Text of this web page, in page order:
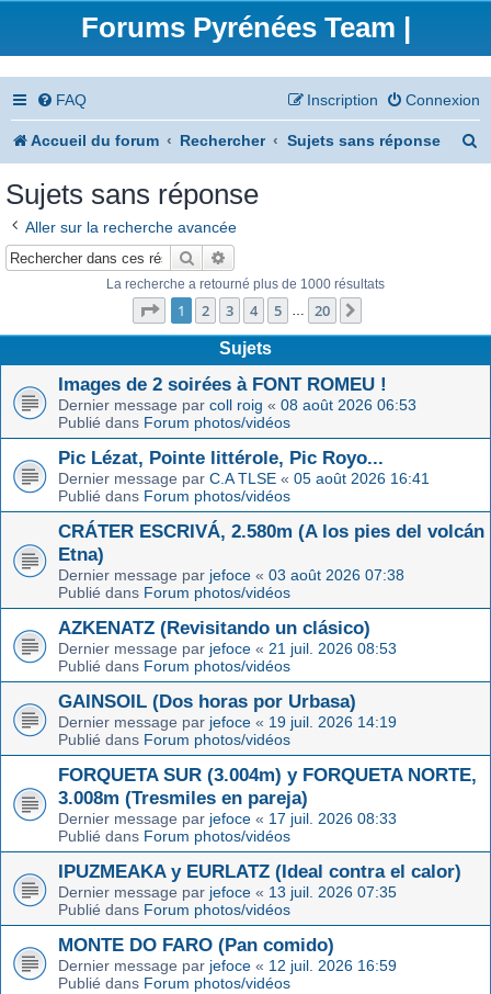
Forums Pyrénées Team |
FAQ Connexion
Inscription
Accueil du forum Rechercher Sujets sans réponse
Sujets sans réponse
Aller sur la recherche avancée
Rechercher
La recherche a retourné plus de 1000 résultats
Page 1sur20
1 2 3 4 5 … 20
Sujets
Images de 2 soirées à FONT ROMEU !
Dernier message par coll roig « 08 août 2026 06:53
Publié dans Forum photos/vidéos
Pic Lézat, Pointe littérole, Pic Royo...
Dernier message par C.A TLSE « 05 août 2026 16:41
Publié dans Forum photos/vidéos
CRÁTER ESCRIVÁ, 2.580m (A los pies del volcán
Etna)
Dernier message par jefoce « 03 août 2026 07:38
Publié dans Forum photos/vidéos
AZKENATZ (Revisitando un clásico)
Dernier message par jefoce « 21 juil. 2026 08:53
Publié dans Forum photos/vidéos
GAINSOIL (Dos horas por Urbasa)
Dernier message par jefoce « 19 juil. 2026 14:19
Publié dans Forum photos/vidéos
FORQUETA SUR (3.004m) y FORQUETA NORTE,
3.008m (Tresmiles en pareja)
Dernier message par jefoce « 17 juil. 2026 08:33
Publié dans Forum photos/vidéos
IPUZMEAKA y EURLATZ (Ideal contra el calor)
Dernier message par jefoce « 13 juil. 2026 07:35
Publié dans Forum photos/vidéos
MONTE DO FARO (Pan comido)
Dernier message par jefoce « 12 juil. 2026 16:59
Publié dans Forum photos/vidéos